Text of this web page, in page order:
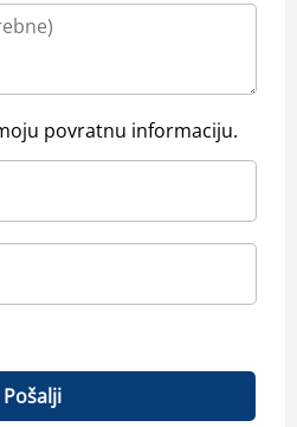
povratnu informaciju.
Pošalji